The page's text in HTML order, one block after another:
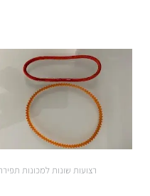
רצועות שונות למכונות